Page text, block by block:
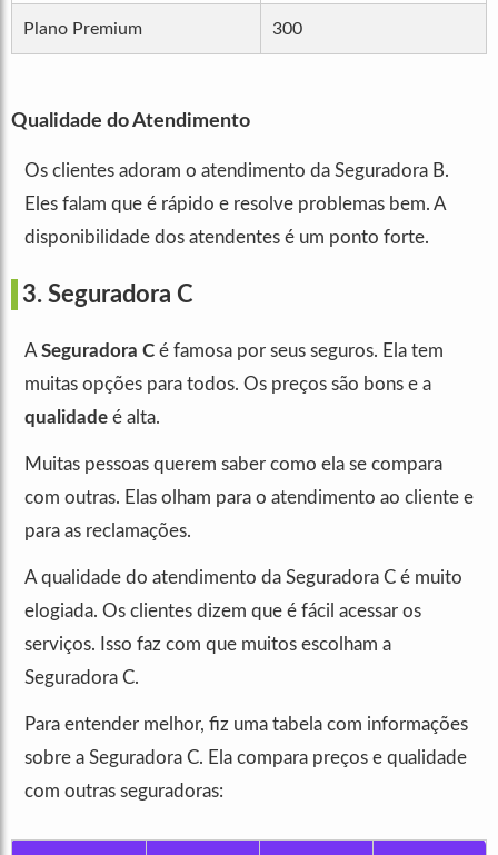
Plano Premium 300
Qualidade do Atendimento
Os clientes adoram o atendimento da Seguradora B.
Eles falam que é rápido e resolve problemas bem. A
disponibilidade dos atendentes é um ponto forte.
3. Seguradora C
A Seguradora C é famosa por seus seguros. Ela tem
muitas opções para todos. Os preços são bons e a
qualidade é alta.
Muitas pessoas querem saber como ela se compara
com outras. Elas olham para o atendimento ao cliente e
para as reclamações.
A qualidade do atendimento da Seguradora C é muito
elogiada. Os clientes dizem que é fácil acessar os
serviços. Isso faz com que muitos escolham a
Seguradora C.
Para entender melhor, fiz uma tabela com informações
sobre a Seguradora C. Ela compara preços e qualidade
com outras seguradoras: